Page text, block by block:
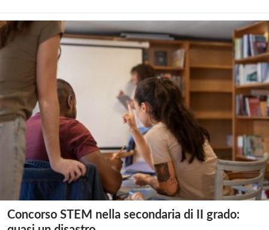
Concorso STEM nella secondaria di II grado: